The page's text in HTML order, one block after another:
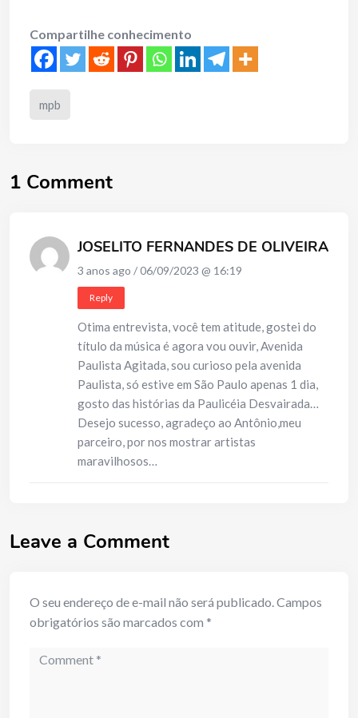
Compartilhe conhecimento
mpb
1 Comment
JOSELITO FERNANDES DE OLIVEIRA
3 anos ago / 06/09/2023 @ 16:19
Reply
Otima entrevista, você tem atitude, gostei do
título da música é agora vou ouvir, Avenida
Paulista Agitada, sou curioso pela avenida
Paulista, só estive em São Paulo apenas 1 dia,
gosto das histórias da Paulicéia Desvairada…
Desejo sucesso, agradeço ao Antônio,meu
parceiro, por nos mostrar artistas
maravilhosos…
Leave a Comment
O seu endereço de e-mail não será publicado.Campos
obrigatórios são marcados com *
Comment